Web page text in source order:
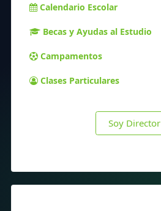
Calendario Escolar
Becas y Ayudas al Estudio
Campamentos
Clases Particulares
Soy Director